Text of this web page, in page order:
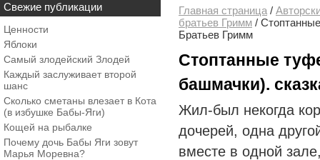
Свежие публикации
Ценности
Яблоки
Самый злодейский Злодей
Каждый заслуживает второй
шанс
Сколько сметаны влезает в Кота
(в избушке Бабы-Яги)
Кощей на рыбалке
Почему дочь Бабы Яги зовут
Марья Моревна?
Главная страница /
братьев Гримм /
Братьев Гримм
Стоптанные
башмачки).
Жил-был некогда
дочерей, одна
вместе в одной